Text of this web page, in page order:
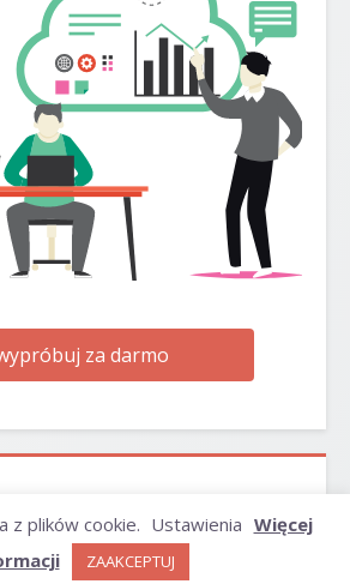
za darmo
z plików cookie. Ustawienia Więcej
ZAAKCEPTUJ